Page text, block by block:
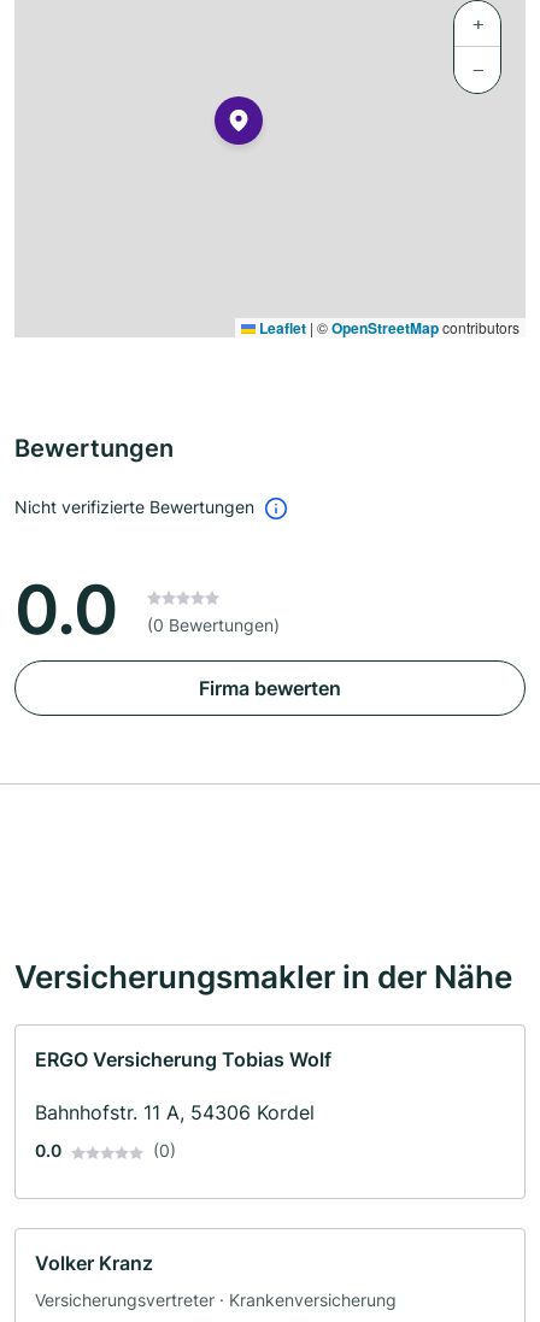
+
−
Leaflet | ©OpenStreetMapcontributors
Bewertungen
Nicht verifizierte Bewertungen
0.0 (0 Bewertungen)
Firma bewerten
Versicherungsmakler in der Nähe
ERGO Versicherung Tobias Wolf
Bahnhofstr. 11 A, 54306 Kordel
0.0 (0)
Volker Kranz
Versicherungsvertreter · Krankenversicherung